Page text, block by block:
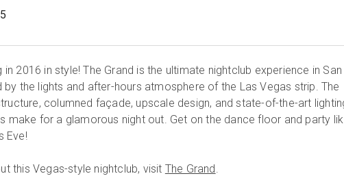
in 2016 in style! The Grand is the ultimate nightclub experience in San
by the lights and after-hours atmosphere of the Las Vegas strip. The
columned façade, upscale design, and state-of-the-art
make for a glamorous night out. Get on the dance floor and party
Eve!
this Vegas-style nightclub, visit The Grand.